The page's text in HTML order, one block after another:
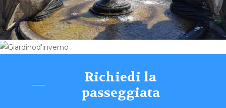
Richiedi la
passeggiata